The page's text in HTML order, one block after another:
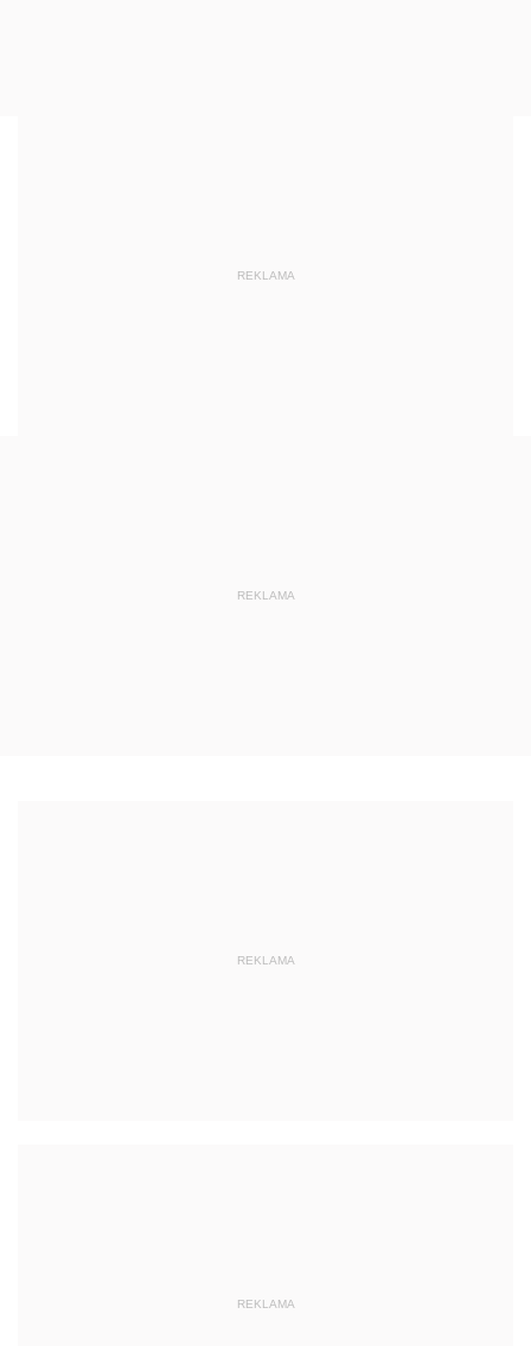
REKLAMA
REKLAMA
REKLAMA
REKLAMA